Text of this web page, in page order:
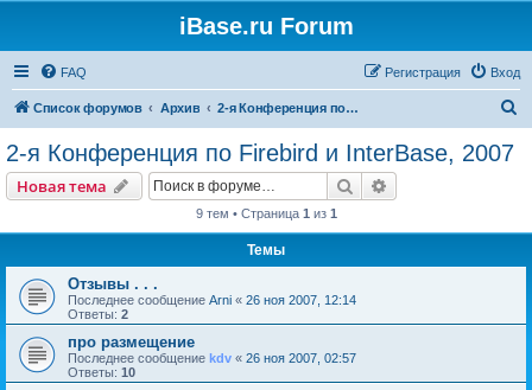
iBase.ru Forum
FAQ Вход
Регистрация
Список форумов Архив 2-я Конференция по Firebird и InterBase, 2007
2-я Конференция по Firebird и InterBase, 2007
Новая тема Поиск
9 тем • Страница 1 из 1
Темы
Отзывы . . .
Последнее сообщение Arni « 26 ноя 2007, 12:14
Ответы: 2
про размещение
Последнее сообщение kdv « 26 ноя 2007, 02:57
Ответы: 10